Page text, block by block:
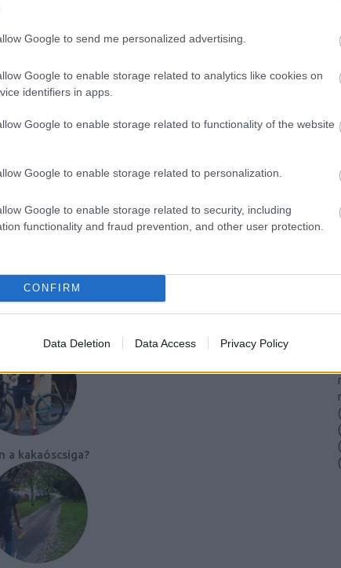
Google to send me personalized advertising.
Google to enable storage related to analytics like cookies on
identifiers in apps.
Google to enable storage related to functionality of the website
Google to enable storage related to personalization.
Google to enable storage related to security, including
functionality and fraud prevention, and other user protection.
CONFIRM
Data Deletion Data Access Privacy Policy
BEJEGYZÉSEK:
a kakaóscsiga?
(
(
(
(
(